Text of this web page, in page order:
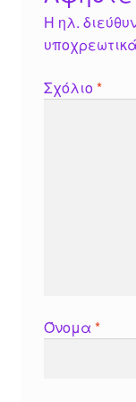
Η ηλ.
Σχόλιο*
Όνομα *